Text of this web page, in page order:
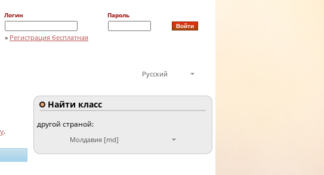
Логин Пароль
» Регистрация бесплатная
Русский
.
Найти класс
другой страной:
Молдавия [md]